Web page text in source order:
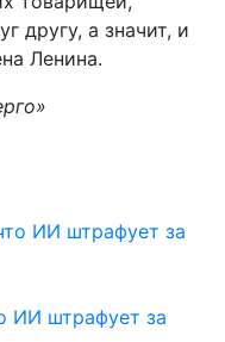
другу, а значит, и
Ленина.
ИИ штрафует за